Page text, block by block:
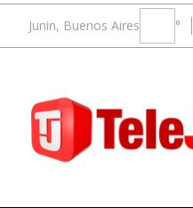
Junin, Buenos Aires °